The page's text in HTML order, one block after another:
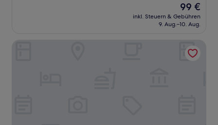
Bewertungen)
Der
Preis
beträgt
99 €
inkl. Steuern & Gebühren
9. Aug.–10. Aug.